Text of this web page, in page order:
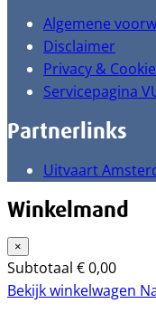
Algemene
Disclaimer
Privacy &
Servicepagina
Partnerlinks
Uitvaart
Winkelmand
×
Subtotaal €0,00
Bekijk winkelwagen